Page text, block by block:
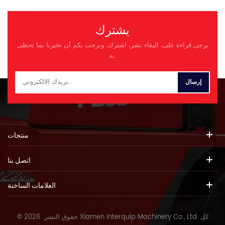
يشترك
يرجى قراءة على، البقاء نشر، اشترك، ونرحب بكم أن تخبرنا بما تحظى
به.
منتجات
اتصل بنا
العلامات الساخنة
© حقوق النشر: 2026 Xiamen Interquip Machinery Co., Ltd. كل